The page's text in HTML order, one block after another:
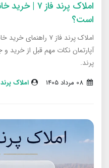
است؟
پرند.
املاک پرند